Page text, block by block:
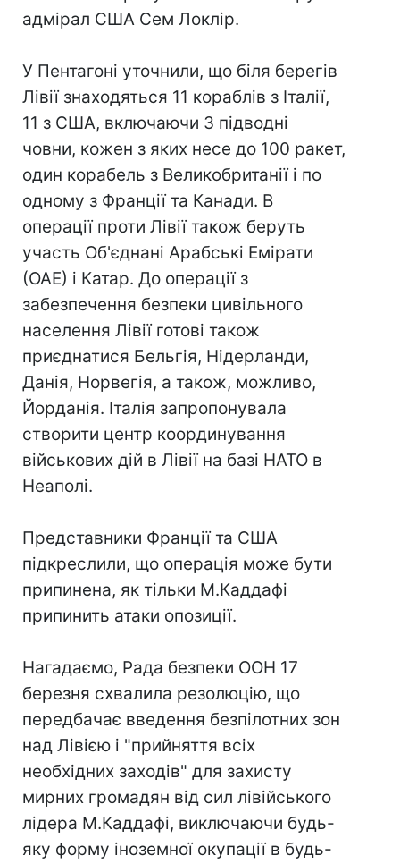
адмірал США Сем Локлір.
У Пентагоні уточнили, що біля берегів
Лівії знаходяться 11 кораблів з Італії,
11 з США, включаючи 3 підводні
човни, кожен з яких несе до 100 ракет,
один корабель з Великобританії і по
одному з Франції та Канади. В
операції проти Лівії також беруть
участь Об'єднані Арабські Емірати
(ОАЕ) і Катар. До операції з
забезпечення безпеки цивільного
населення Лівії готові також
приєднатися Бельгія, Нідерланди,
Данія, Норвегія, а також, можливо,
Йорданія. Італія запропонувала
створити центр координування
військових дій в Лівії на базі НАТО в
Неаполі.
Представники Франції та США
підкреслили, що операція може бути
припинена, як тільки М.Каддафі
припинить атаки опозиції.
Нагадаємо, Рада безпеки ООН 17
березня схвалила резолюцію, що
передбачає введення безпілотних зон
над Лівією і "прийняття всіх
необхідних заходів" для захисту
мирних громадян від сил лівійського
лідера М.Каддафі, виключаючи будь-
яку форму іноземної окупації в будь-